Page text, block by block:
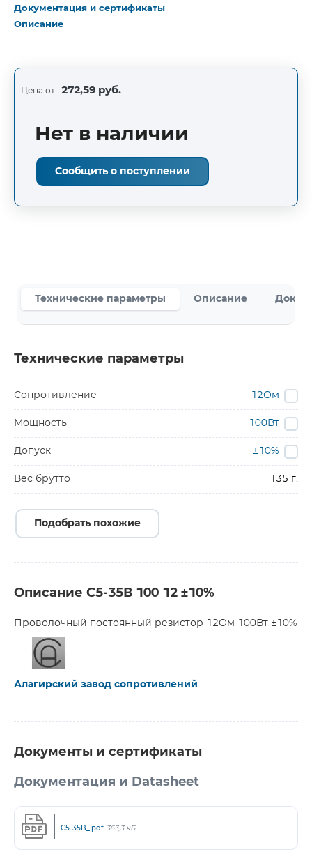
Документация и сертификаты
Описание
Цена от: 272,59 руб.
Нет в наличии
Сообщить о поступлении
Технические параметры Описание
Технические параметры
Сопротивление 12Ом
Мощность 100Вт
Допуск ±10%
Вес брутто 135 г.
Подобрать похожие
Описание С5-35В 100 12 ±10%
Проволочный постоянный резистор 12Ом 100Вт ±10%
Алагирский завод сопротивлений
Документы и сертификаты
Документация и Datasheet
C5-35B_.pdf 363,3 кБ